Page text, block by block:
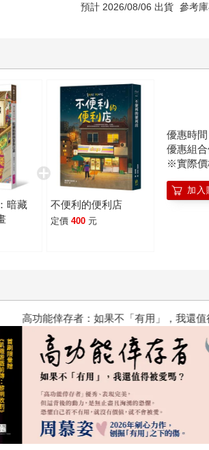
預計 2026/08/06 出貨 參考
暗藏
不便利的便利店
定價 400 元
優惠時
優惠組合
※實際價
加入
作者親簽版） PUGO噗果聰明